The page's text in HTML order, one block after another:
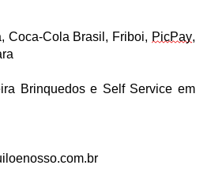
Coca-Cola Brasil, Friboi, PicPay,
Brinquedos e Self Service em